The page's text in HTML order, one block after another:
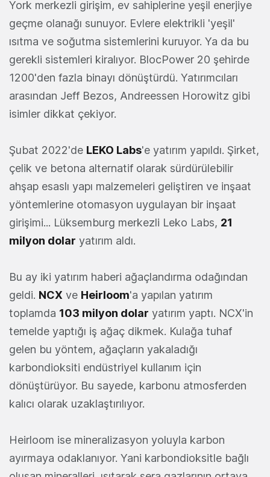
York merkezli girişim, ev sahiplerine yeşil enerjiye
geçme olanağı sunuyor. Evlere elektrikli 'yeşil'
ısıtma ve soğutma sistemlerini kuruyor. Ya da bu
gerekli sistemleri kiralıyor. BlocPower 20 şehirde
1200'den fazla binayı dönüştürdü. Yatırımcıları
arasından Jeff Bezos, Andreessen Horowitz gibi
isimler dikkat çekiyor.
Şubat 2022'de LEKO Labs'e yatırım yapıldı. Şirket,
çelik ve betona alternatif olarak sürdürülebilir
ahşap esaslı yapı malzemeleri geliştiren ve inşaat
yöntemlerine otomasyon uygulayan bir inşaat
girişimi... Lüksemburg merkezli Leko Labs, 21
milyon dolar yatırım aldı.
Bu ay iki yatırım haberi ağaçlandırma odağından
geldi. NCX ve Heirloom'a yapılan yatırım
toplamda 103 milyon dolar yatırım yaptı. NCX'in
temelde yaptığı iş ağaç dikmek. Kulağa tuhaf
gelen bu yöntem, ağaçların yakaladığı
karbondioksiti endüstriyel kullanım için
dönüştürüyor. Bu sayede, karbonu atmosferden
kalıcı olarak uzaklaştırılıyor.
Heirloom ise mineralizasyon yoluyla karbon
ayırmaya odaklanıyor. Yani karbondioksitle bağlı